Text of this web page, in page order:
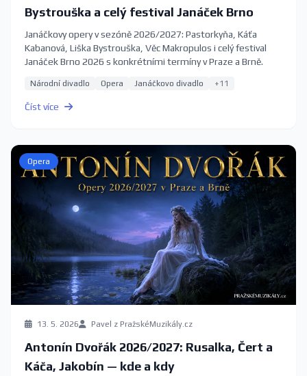
Bystrouška a celý festival Janáček Brno
Janáčkovy opery v sezóně 2026/2027: Pastorkyňa, Káťa
Kabanová, Liška Bystrouška, Věc Makropulos i celý festival
Janáček Brno 2026 s konkrétními termíny v Praze a Brně.
Národní divadlo Opera Janáčkovo divadlo +11
Číst více
Opera
13. 5. 2026 Pavel z PražskéMuzikály.cz
Antonín Dvořák 2026/2027: Rusalka, Čert a
Káča, Jakobín — kde a kdy